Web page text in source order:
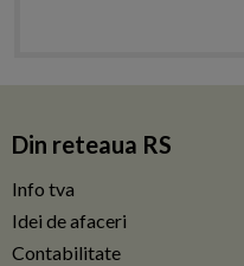
Din reteaua RS
Info tva
Idei de afaceri
Contabilitate